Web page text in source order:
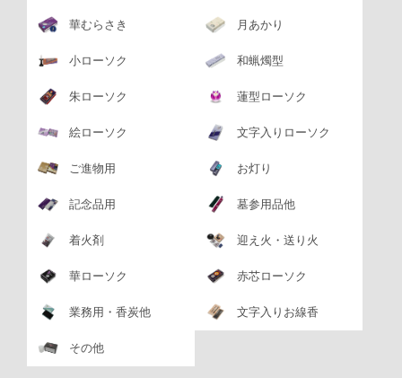
華むらさき 月あかり
小ローソク 和蝋燭型
朱ローソク 蓮型ローソク
絵ローソク 文字入りローソク
ご進物用 お灯り
記念品用 墓参用品他
着火剤 迎え火・送り火
華ローソク 赤芯ローソク
業務用・香炭他 文字入りお線香
その他